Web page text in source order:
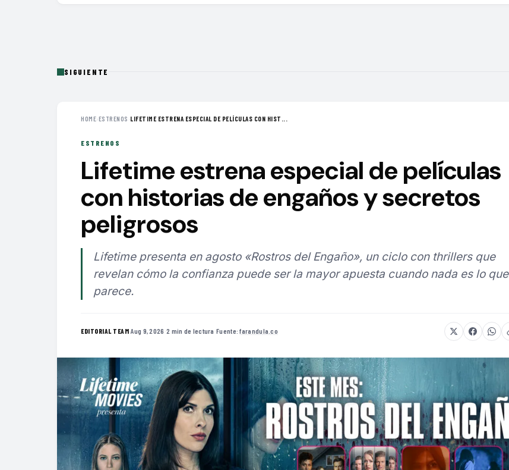
SIGUIENTE
HOME›ESTRENOS ›LIFETIME ESTRENA ESPECIAL DE PELÍCULAS CON HIST...
ESTRENOS
Lifetime estrena especial de películas
con historias de engaños y secretos
peligrosos
Lifetime presenta en agosto «Rostros del Engaño», un ciclo con thrillers que
revelan cómo la confianza puede ser la mayor apuesta cuando nada es lo que
parece.
EDITORIAL TEAM·Aug 9, 2026 ·2 min de lectura ·Fuente:farandula.co